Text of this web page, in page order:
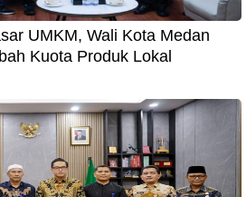
UMKM, Wali Kota Medan
Kuota Produk Lokal